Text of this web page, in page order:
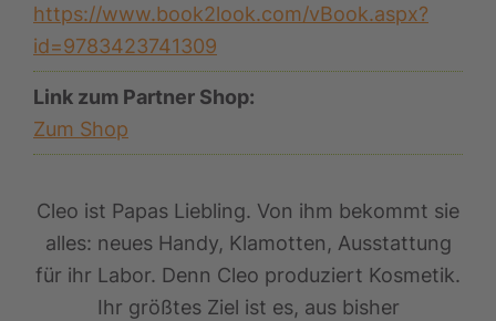
https://www.book2look.com/vBook.aspx?
id=9783423741309
Link zum Partner Shop:
Zum Shop
Cleo ist Papas Liebling. Von ihm bekommt sie
alles: neues Handy, Klamotten, Ausstattung
für ihr Labor. Denn Cleo produziert Kosmetik.
Ihr größtes Ziel ist es, aus bisher